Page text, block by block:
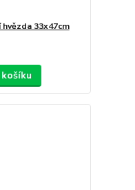
33x47cm